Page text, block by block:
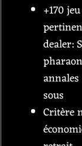
+170
dealer:
sous
Critère